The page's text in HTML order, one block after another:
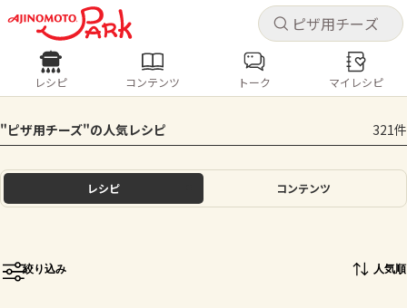
キャ
ログインするとレシピを保存できます
ログイン
ホーム
キャ
レシピ コンテンツ
人気の食材・レシピ
きゅうり なす トマト とうもろこし
ピーマン
レシピ コンテンツ トーク マイレシピ
"ピザ用チーズ"の人気レシピ 321件
レシピ コンテンツ
絞り込み 人気順